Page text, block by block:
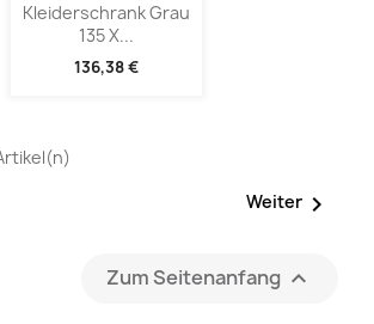
Kleiderschrank Grau
135 X...
136,38 €
Weiter 
Zum Seitenanfang 